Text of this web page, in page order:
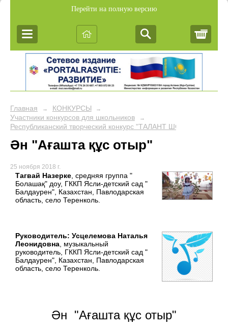
Перейти на полную версию
Главная → КОНКУРСЫ →
Участники конкурсов для школьников →
Республиканский творческий конкурс "ТАЛАНТ ШОУ"
Ән "Ағашта құс отыр"
25 ноября 2018 г.
Тагвай Назерке, средняя группа "
Болашақ" доу, ГККП Ясли-детский сад "
Балдаурен", Казахстан, Павлодарская
область, село Теренколь.
Руководитель: Усцелемова Наталья
Леонидовна , музыкальный
руководитель, ГККП Ясли-детский сад "
Балдаурен", Казахстан, Павлодарская
область, село Теренколь.
Ән "Ағашта құс отыр"